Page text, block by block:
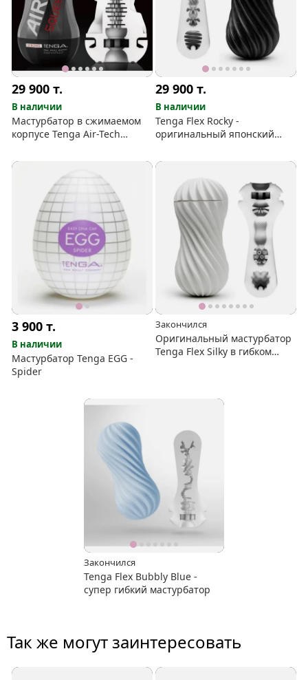
29 900т.
В наличии
Мастурбатор в сжимаемом
корпусе Tenga Air-Tech
29 900т.
В наличии
Tenga Flex Rocky -
оригинальный японский
3 900т.
В наличии
Мастурбатор Tenga EGG -
Spider
Закончился
Оригинальный мастурбатор
Tenga Flex Silky в гибком
Закончился
Tenga Flex Bubbly Blue -
супер гибкий мастурбатор
Так же могут заинтересовать